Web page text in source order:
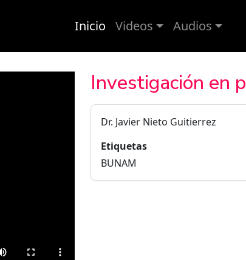
Inicio Videos Audios
Investigación en
Dr. Javier Nieto Guitierrez
Etiquetas
BUNAM